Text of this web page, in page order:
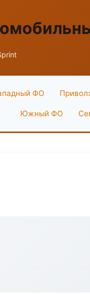
ФО
Южный ФО